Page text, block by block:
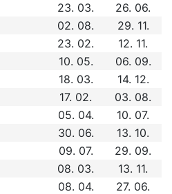
23. 03.
26. 06.
02. 08.
29. 11.
23. 02.
12. 11.
10. 05.
06. 09.
18. 03.
14. 12.
17. 02.
03. 08.
05. 04.
10. 07.
30. 06.
13. 10.
09. 07.
29. 09.
08. 03.
13. 11.
08. 04.
27. 06.